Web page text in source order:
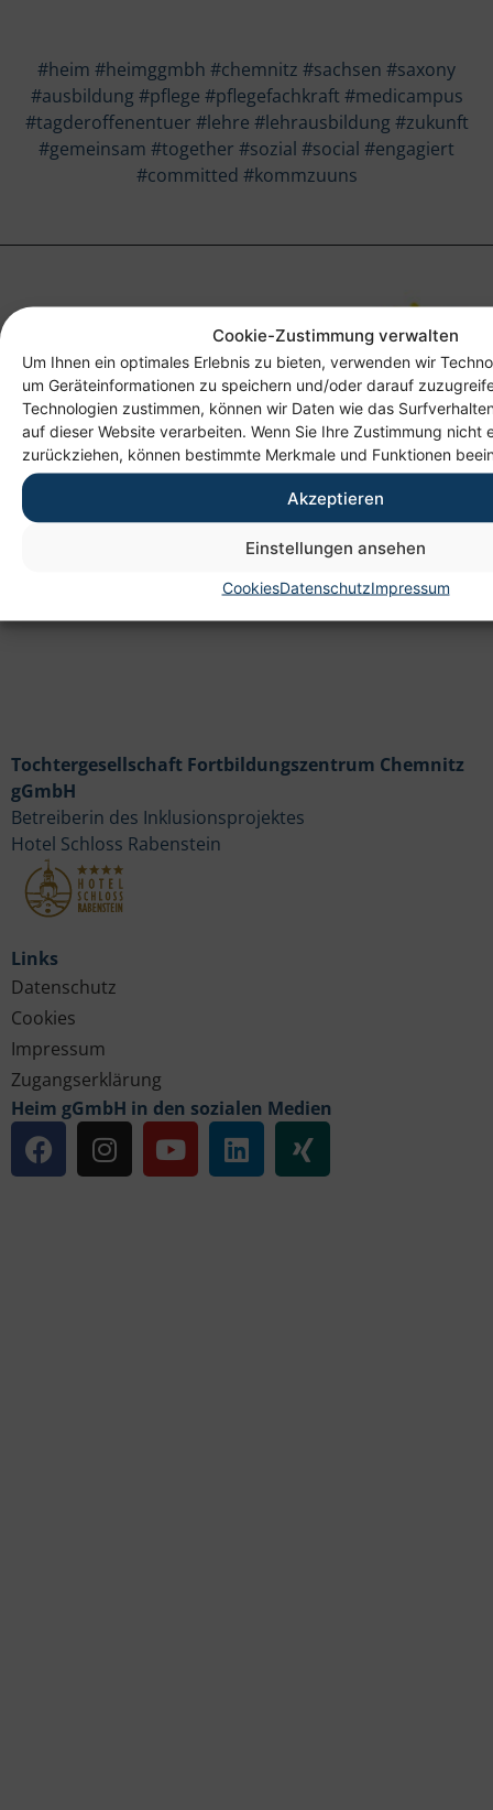
Cookie-Zustimmung verwalten
Um Ihnen ein optimales Erlebnis zu bieten, verwenden wir
um Geräteinformationen zu speichern und/oder darauf
Technologien zustimmen, können wir Daten wie das
auf dieser Website verarbeiten. Wenn Sie Ihre Zustimmung nicht
zurückziehen, können bestimmte Merkmale und Funktionen
Akzeptieren
Einstellungen ansehen
CookiesDatenschutzImpressum
#heim #heimggmbh #chemnitz #sachsen #saxony
#ausbildung #pflege #pflegefachkraft #medicampus
#tagderoffenentuer #lehre #lehrausbildung #zukunft
#gemeinsam #together #sozial #social #engagiert
#committed #kommzuuns
Anschrift
Heim gemeinnützige GmbH
Lichtenauer Weg 1
09114 Chemnitz
Links
Datenschutz
Cookies
Impressum
Zugangserklärung
Heim gGmbH in den sozialen Medien
Tochtergesellschaft Fortbildungszentrum Chemnitz
gGmbH
Betreiberin des Inklusionsprojektes
Hotel Schloss Rabenstein